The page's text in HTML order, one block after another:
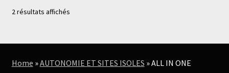
2 résultats affichés
Home »AUTONOMIE ET SITES ISOLES »ALL IN ONE